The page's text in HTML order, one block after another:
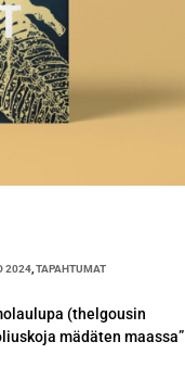
2024 ,TAPAHTUMAT
(thelgousin
mädäten maassa”